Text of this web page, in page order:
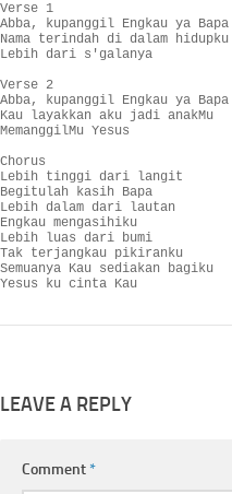
Verse 1
Abba, kupanggil Engkau ya Bapa
Nama terindah di dalam hidupku
Lebih dari s'galanya
Verse 2
Abba, kupanggil Engkau ya Bapa
Kau layakkan aku jadi anakMu
MemanggilMu Yesus
Chorus
Lebih tinggi dari langit
Begitulah kasih Bapa
Lebih dalam dari lautan
Engkau mengasihiku
Lebih luas dari bumi
Tak terjangkau pikiranku
Semuanya Kau sediakan bagiku
Yesus ku cinta Kau
LEAVE A REPLY
Comment*